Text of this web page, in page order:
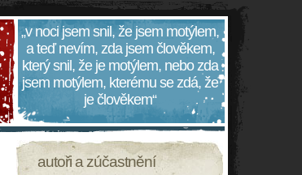
„v noci jsem snil, že jsem motýlem,
a teď nevím, zda jsem člověkem,
který snil, že je motýlem, nebo zda
jsem motýlem, kterému se zdá, že
je člověkem“
autoři a zúčastnění